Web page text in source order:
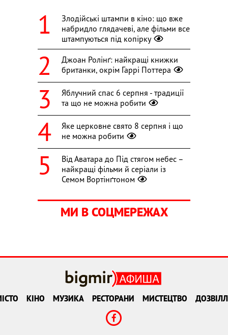
Злодійські штампи в кіно: що вже
набридло глядачеві, але фільми все
штампуються під копірку
Джоан Ролінґ: найкращі книжки
британки, окрім Гаррі Поттера
Яблучний спас 6 серпня - традиції
та що не можна робити
Яке церковне свято 8 серпня і що
не можна робити
Від Аватара до Під стягом небес –
найкращі фільми й серіали із
Семом Вортінґтоном
МИ В СОЦМЕРЕЖАХ
КІНО МУЗИКА РЕСТОРАНИ МИСТЕЦТВО